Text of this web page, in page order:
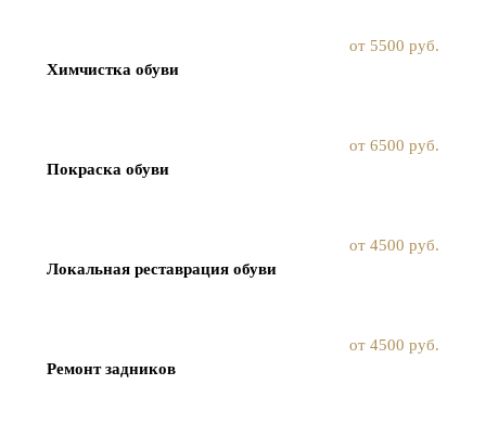
Химчистка обуви
от 5500 руб.
Покраска обуви
от 6500 руб.
Локальная реставрация обуви
от 4500 руб.
Ремонт задников
от 4500 руб.